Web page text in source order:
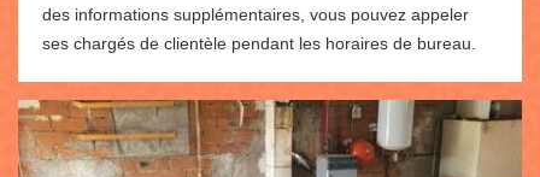
des informations supplémentaires, vous pouvez appeler
ses chargés de clientèle pendant les horaires de bureau.